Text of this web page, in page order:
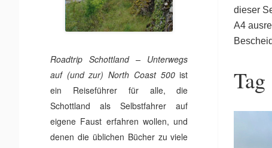
dieser
A4
Roadtrip Schottland – Unterwegs
auf (und zur) North Coast 500ist
ein Reiseführer für alle, die
Schottland als Selbstfahrer auf
eigene Faust erfahren wollen, und
denen die üblichen Bücher zu viele